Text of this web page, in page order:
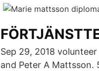
Sep 29, 2018
and Peter A Mattsson.